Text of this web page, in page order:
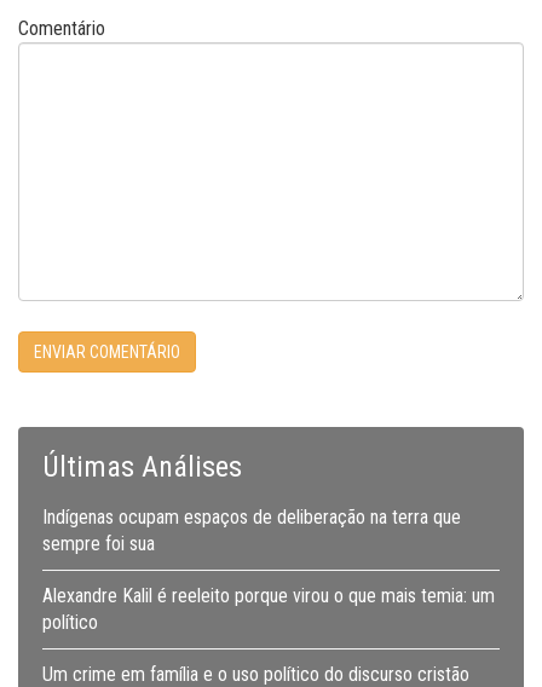
Comentário
Últimas Análises
Indígenas ocupam espaços de deliberação na terra que
sempre foi sua
Alexandre Kalil é reeleito porque virou o que mais temia: um
político
Um crime em família e o uso político do discurso cristão